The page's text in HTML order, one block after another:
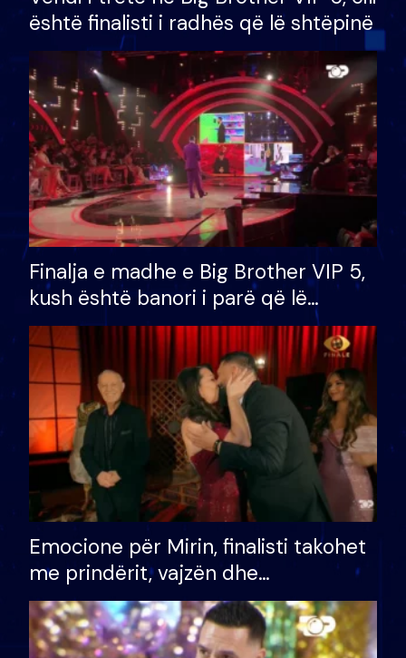
është finalisti i radhës që lë shtëpinë
Finalja e madhe e Big Brother VIP 5,
kush është banori i parë që lë
shtëpinë dhe humb mundësinë për
të fituar çmimin e madh
Emocione për Mirin, finalisti takohet
me prindërit, vajzën dhe
bashkëshorten: S’kemi ndonjë letër
divorci apo jo?